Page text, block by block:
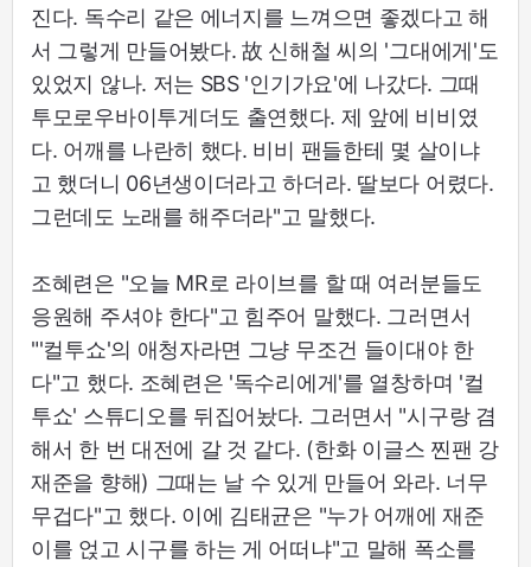
진다. 독수리 같은 에너지를 느껴으면 좋겠다고 해
서 그렇게 만들어봤다. 故 신해철 씨의 '그대에게'도
있었지 않나. 저는 SBS '인기가요'에 나갔다. 그때
투모로우바이투게더도 출연했다. 제 앞에 비비였
다. 어깨를 나란히 했다. 비비 팬들한테 몇 살이냐
고 했더니 06년생이더라고 하더라. 딸보다 어렸다.
그런데도 노래를 해주더라"고 말했다.
조혜련은 "오늘 MR로 라이브를 할 때 여러분들도
응원해 주셔야 한다"고 힘주어 말했다. 그러면서
"'컬투쇼'의 애청자라면 그냥 무조건 들이대야 한
다"고 했다. 조혜련은 '독수리에게'를 열창하며 '컬
투쇼' 스튜디오를 뒤집어놨다. 그러면서 "시구랑 겸
해서 한 번 대전에 갈 것 같다. (한화 이글스 찐팬 강
재준을 향해) 그때는 날 수 있게 만들어 와라. 너무
무겁다"고 했다. 이에 김태균은 "누가 어깨에 재준
이를 얹고 시구를 하는 게 어떠냐"고 말해 폭소를